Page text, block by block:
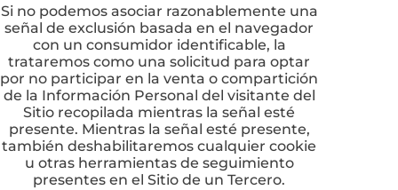
Si no podemos asociar razonablemente una
señal de exclusión basada en el navegador
con un consumidor identificable, la
trataremos como una solicitud para optar
por no participar en la venta o compartición
de la Información Personal del visitante del
Sitio recopilada mientras la señal esté
presente. Mientras la señal esté presente,
también deshabilitaremos cualquier cookie
u otras herramientas de seguimiento
presentes en el Sitio de un Tercero.